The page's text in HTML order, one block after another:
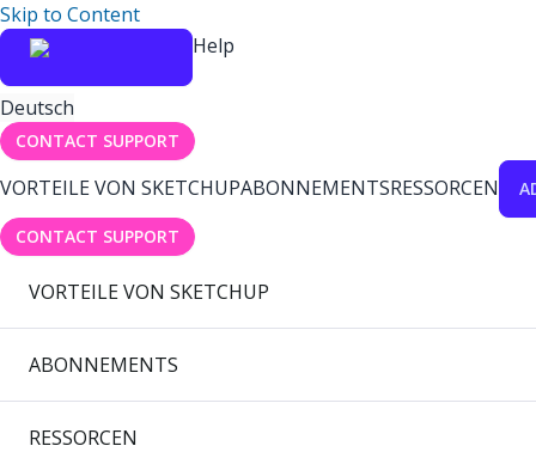
Skip to Content
Help
Deutsch
CONTACT SUPPORT
VORTEILE VON SKETCHUPABONNEMENTSRESSORCEN
CONTACT SUPPORT
VORTEILE VON SKETCHUP
ABONNEMENTS
RESSORCEN